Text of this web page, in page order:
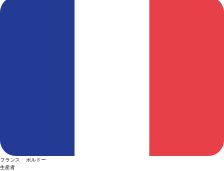
フランス ボルドー
生産者